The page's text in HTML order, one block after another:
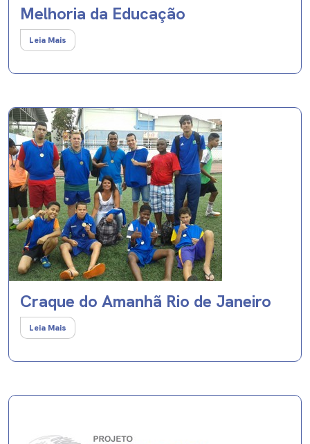
Melhoria da Educação
Leia Mais
Craque do Amanhã Rio de Janeiro
Leia Mais